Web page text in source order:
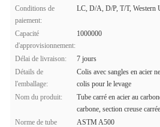
Conditions de
paiement:
LC, D/A, D/P, T/T, Western
Capacité
d'approvisionnement:
1000000
Délai de livraison:
7 jours
Détails de
l'emballage:
Colis avec sangles en acier
colis pour le levage
Nom du produit:
Tube carré en acier au
carbone, section creuse carrée
Norme de tube
ASTM A500